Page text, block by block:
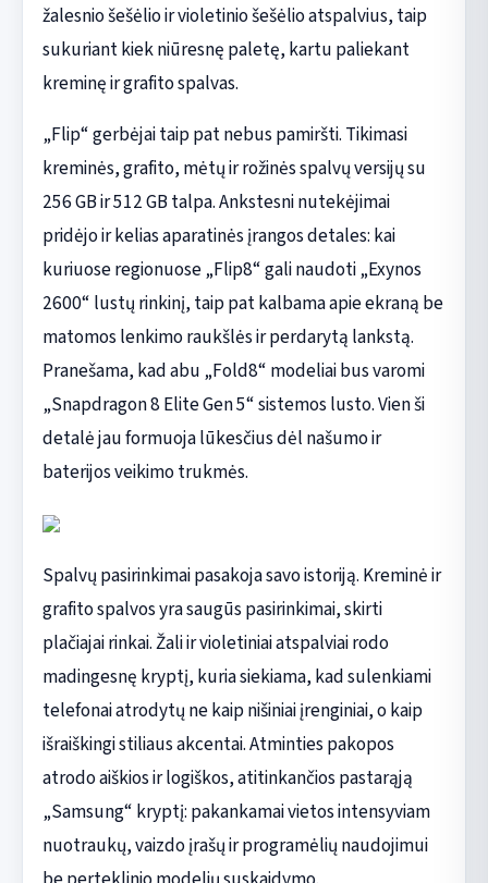
žalesnio šešėlio ir violetinio šešėlio atspalvius, taip
sukuriant kiek niūresnę paletę, kartu paliekant
kreminę ir grafito spalvas.
„Flip“ gerbėjai taip pat nebus pamiršti. Tikimasi
kreminės, grafito, mėtų ir rožinės spalvų versijų su
256 GB ir 512 GB talpa. Ankstesni nutekėjimai
pridėjo ir kelias aparatinės įrangos detales: kai
kuriuose regionuose „Flip8“ gali naudoti „Exynos
2600“ lustų rinkinį, taip pat kalbama apie ekraną be
matomos lenkimo raukšlės ir perdarytą lankstą.
Pranešama, kad abu „Fold8“ modeliai bus varomi
„Snapdragon 8 Elite Gen 5“ sistemos lusto. Vien ši
detalė jau formuoja lūkesčius dėl našumo ir
baterijos veikimo trukmės.
Spalvų pasirinkimai pasakoja savo istoriją. Kreminė ir
grafito spalvos yra saugūs pasirinkimai, skirti
plačiajai rinkai. Žali ir violetiniai atspalviai rodo
madingesnę kryptį, kuria siekiama, kad sulenkiami
telefonai atrodytų ne kaip nišiniai įrenginiai, o kaip
išraiškingi stiliaus akcentai. Atminties pakopos
atrodo aiškios ir logiškos, atitinkančios pastarąją
„Samsung“ kryptį: pakankamai vietos intensyviam
nuotraukų, vaizdo įrašų ir programėlių naudojimui